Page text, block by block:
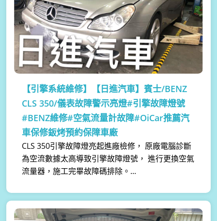
【引擎系統維修】
【日進汽車】賓士/BENZ
CLS 350/儀表故障警示亮燈#引擎故障燈號
#BENZ維修#空氣流量計故障#OiCar推薦汽
車保修鈑烤預約保障車廠
CLS 350引擎故障燈亮起進廠檢修， 原廠電腦診斷
為空流數據太高導致引擎故障燈號， 進行更換空氣
流量器，施工完畢故障碼排除。...